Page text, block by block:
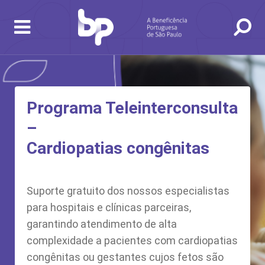
E EXAMES
24H
AS UNIDADES
SERVIÇOS
ÚTEIS
Programa Teleinterconsulta
–
Cardiopatias congênitas
Suporte gratuito dos nossos especialistas
para hospitais e clínicas parceiras,
garantindo atendimento de alta
complexidade a pacientes com cardiopatias
congênitas ou gestantes cujos fetos são